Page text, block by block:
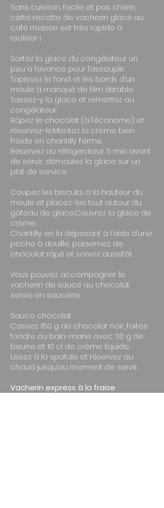
​Sans cuisson, facile et pas chère,
cette recette de vacherin glacé au
café maison est très rapide à
réaliser !​
Sortez la glace du congélateur un
peu à l’avance pour l’assouplir.​
Tapissez le fond et les bords d’un
moule à manqué de film étirable.
Tassez-y la glace et remettez au
congélateur.​
Râpez le chocolat (à l’économe) et
réservez-le.​Montez la crème bien
froide en chantilly ferme.
Réservez au réfrigérateur. 5 min avant
de servir, démoulez la glace sur un
plat de service.​
Coupez les biscuits à la hauteur du
moule et placez-les tout autour du
gâteau de glace.​Couvrez la glace de
crème
Chantilly en la déposant à l’aide d’une
poche à douille, parsemez de
chocolat râpé et servez aussitôt.​
Vous pouvez accompagner le
vacherin de sauce au chocolat
servie en saucière
​Sauce chocolat
Cassez 150 g de chocolat noir, faites
fondre au bain-marie avec 30 g de
beurre et 10 cl de crème liquide.
Lissez à la spatule et réservez au
chaud jusqu’au moment de servir.
​Vacherin express à la fraise